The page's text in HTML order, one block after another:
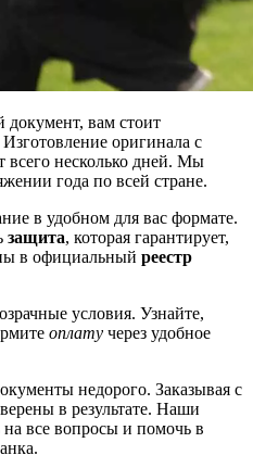
документ, вам стоит
оригинала с
всего несколько дней. Мы
года по всей стране.
в удобном для вас формате.
защита, которая гарантирует,
в официальный реестр
условия. Узнайте,
оплату через удобное
недорого. Заказывая с
в результате. Наши
все вопросы и помочь в